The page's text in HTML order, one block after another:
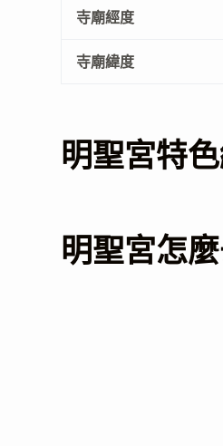
寺廟經度
寺廟緯度
明聖宮特
明聖宮怎